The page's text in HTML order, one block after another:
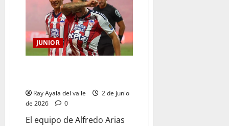
JUNIOR
Ray Ayala del valle
2 de junio
de 2026
0
El equipo de Alfredo Arias